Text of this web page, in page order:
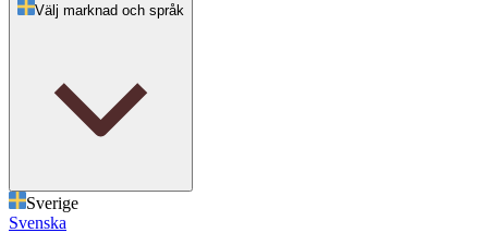
Välj marknad och språk
Sverige
Svenska